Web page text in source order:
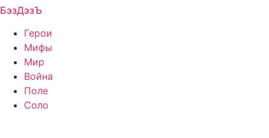
Перейти
содержимому
БэзДэзЪ
Герои
Мифы
Мир
Война
Поле
Соло